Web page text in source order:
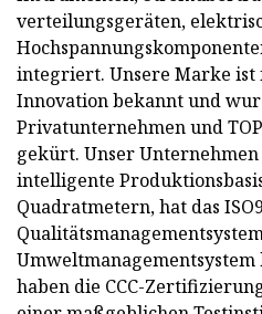
verteilungsgeräten,
integriert. Unsere Marke
Innovation bekannt und
Privatunternehmen und
gekürt. Unser
intelligente
Quadratmetern, hat das
haben die CCC-